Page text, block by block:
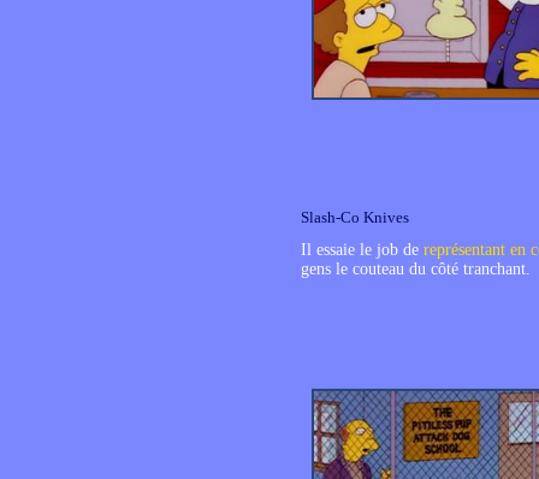
Slash-Co Knives
Il essaie le job de représentant en
gens le couteau du côté tranchant.